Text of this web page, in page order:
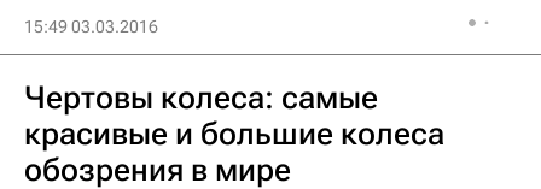
15:49 03.03.2016
Чертовы колеса: самые
красивые и большие колеса
обозрения в мире